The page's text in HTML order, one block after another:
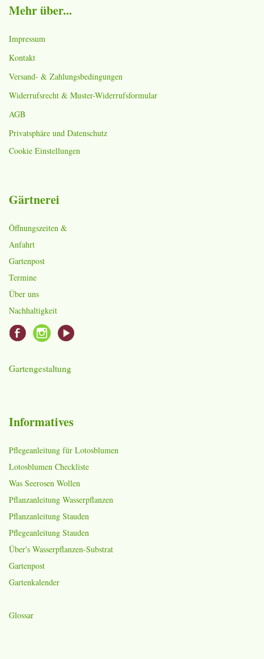
Mehr über...
Impressum
Kontakt
Versand- & Zahlungsbedingungen
Widerrufsrecht & Muster-Widerrufsformular
AGB
Privatsphäre und Datenschutz
Cookie Einstellungen
Gärtnerei
Öffnungszeiten &
Anfahrt
Gartenpost
Termine
Über uns
Nachhaltigkeit
Gartengestaltung
Informatives
Pflegeanleitung für Lotosblumen
Lotosblumen Checkliste
Was Seerosen Wollen
Pflanzanleitung Wasserpflanzen
Pflanzanleitung Stauden
Pflegeanleitung Stauden
Über's Wasserpflanzen-Substrat
Gartenpost
Gartenkalender
Glossar